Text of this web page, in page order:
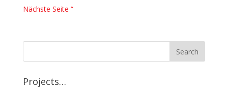
Nächste Seite “
Projects…